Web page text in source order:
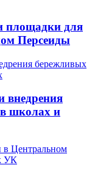
площадки для
Персеиды
внедрения
школах и